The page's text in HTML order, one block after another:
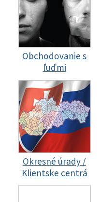
Obchodovanie s
ľuďmi
Okresné úrady /
Klientske centrá